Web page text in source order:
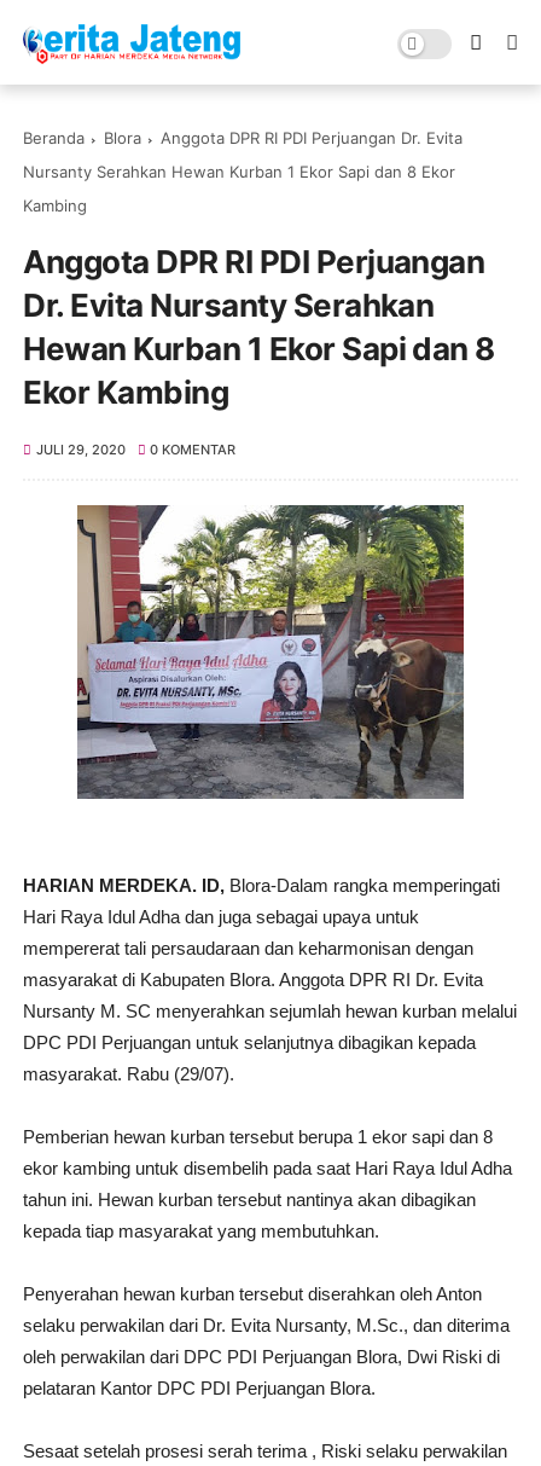
Beranda Blora
Anggota DPR RI PDI Perjuangan Dr. Evita
Nursanty Serahkan Hewan Kurban 1 Ekor Sapi dan 8 Ekor
Kambing
Anggota DPR RI PDI Perjuangan
Dr. Evita Nursanty Serahkan
Hewan Kurban 1 Ekor Sapi dan 8
Ekor Kambing
JULI 29, 2020 0 KOMENTAR
HARIAN MERDEKA. ID, Blora-Dalam rangka memperingati
Hari Raya Idul Adha dan juga sebagai upaya untuk
mempererat tali persaudaraan dan keharmonisan dengan
masyarakat di Kabupaten Blora. Anggota DPR RI Dr. Evita
Nursanty M. SC menyerahkan sejumlah hewan kurban melalui
DPC PDI Perjuangan untuk selanjutnya dibagikan kepada
masyarakat. Rabu (29/07).
Pemberian hewan kurban tersebut berupa 1 ekor sapi dan 8
ekor kambing untuk disembelih pada saat Hari Raya Idul Adha
tahun ini. Hewan kurban tersebut nantinya akan dibagikan
kepada tiap masyarakat yang membutuhkan.
Penyerahan hewan kurban tersebut diserahkan oleh Anton
selaku perwakilan dari Dr. Evita Nursanty, M.Sc., dan diterima
oleh perwakilan dari DPC PDI Perjuangan Blora, Dwi Riski di
pelataran Kantor DPC PDI Perjuangan Blora.
Sesaat setelah prosesi serah terima , Riski selaku perwakilan